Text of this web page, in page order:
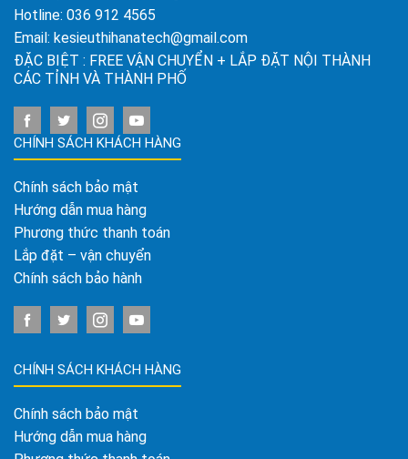
Hotline: 036 912 4565
Email: kesieuthihanatech@gmail.com
ĐẶC BIỆT : FREE VẬN CHUYỂN + LẮP ĐẶT NỘI THÀNH
CÁC TỈNH VÀ THÀNH PHỐ
CHÍNH SÁCH KHÁCH HÀNG
Chính sách bảo mật
Hướng dẫn mua hàng
Phương thức thanh toán
Lắp đặt – vận chuyển
Chính sách bảo hành
CHÍNH SÁCH KHÁCH HÀNG
Chính sách bảo mật
Hướng dẫn mua hàng